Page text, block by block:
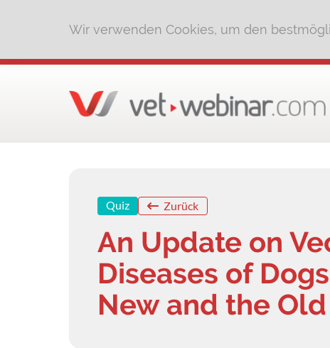
Wir verwenden Cookies, um den
Quiz Zurück
An Update on
Diseases of
New and the Old